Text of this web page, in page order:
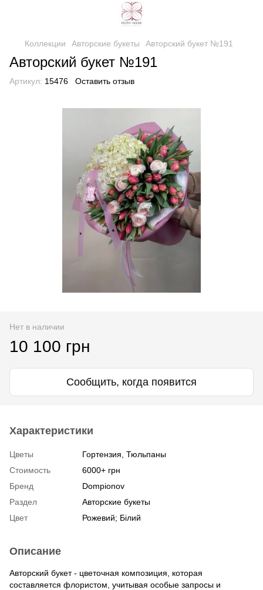
Коллекции Авторские букеты Авторский букет №191
Авторский букет №191
Артикул: 15476 Оставить отзыв
Нет в наличии
10 100 грн
Сообщить, когда появится
Характеристики
Цветы
Гортензия, Тюльпаны
Стоимость
6000+ грн
Бренд
Dompionov
Раздел
Авторские букеты
Цвет
Рожевий; Білий
Описание
Авторский букет - цветочная композиция, которая
составляется флористом, учитывая особые запросы и